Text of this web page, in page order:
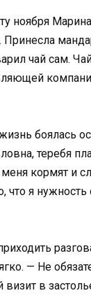
ноября
Принесла
чай сам.
боялась
теребя
кормят и
я
— Не
в